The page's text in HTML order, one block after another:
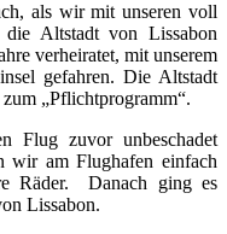
als wir mit unseren voll
Altstadt von Lissabon
verheiratet, mit unserem
gefahren. Die Altstadt
„Pflichtprogramm“.
Flug zuvor unbeschadet
wir am Flughafen einfach
Räder. Danach ging es
Lissabon.